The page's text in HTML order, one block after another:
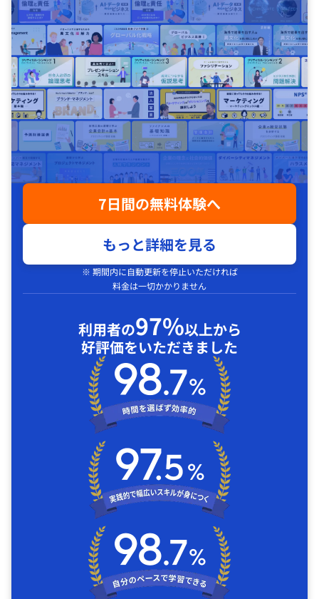
7日間の無料体験へ
もっと詳細を見る
※ 期間内に自動更新を停止いただければ
料金は一切かかりません
利用者の97%以上から
好評価をいただきました